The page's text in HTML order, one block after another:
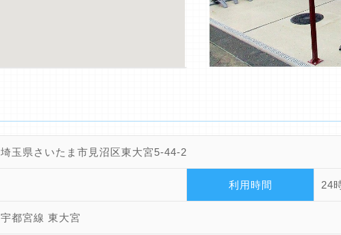
埼玉県さいたま市見沼区東大宮5-44-2
利用時間 24
宇都宮線 東大宮